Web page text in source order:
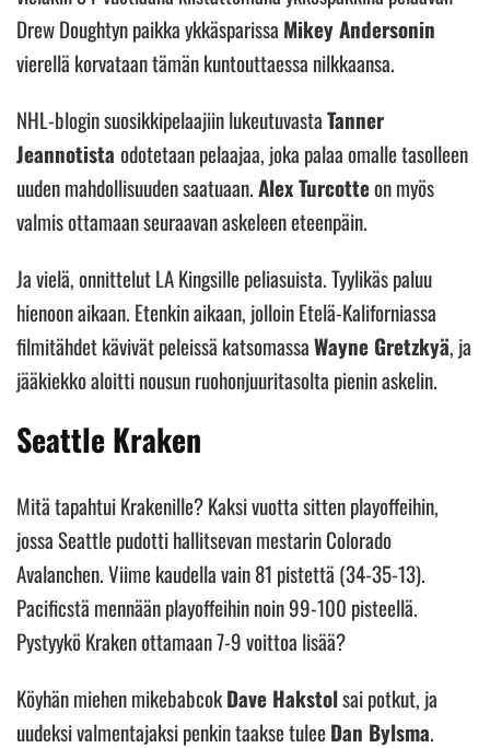
Drew Doughtyn paikka ykkäsparissa Mikey Andersonin
vierellä korvataan tämän kuntouttaessa nilkkaansa.
NHL-blogin suosikkipelaajiin lukeutuvastaTanner
Jeannotista odotetaan pelaajaa, joka palaa omalle tasolleen
uuden mahdollisuuden saatuaan.Alex Turcotteon myös
valmis ottamaan seuraavan askeleen eteenpäin.
Ja vielä, onnittelut LA Kingsille peliasuista. Tyylikäs paluu
hienoon aikaan. Etenkin aikaan, jolloin Etelä-Kaliforniassa
filmitähdet kävivät peleissä katsomassaWayne Gretzkyä, ja
jääkiekko aloitti nousun ruohonjuuritasolta pienin askelin.
Seattle Kraken
Mitä tapahtui Krakenille? Kaksi vuotta sitten playoffeihin,
jossa Seattle pudotti hallitsevan mestarin Colorado
Avalanchen. Viime kaudella vain 81 pistettä (34-35-13).
Pacificstä mennään playoffeihin noin 99-100 pisteellä.
Pystyykö Kraken ottamaan 7-9 voittoa lisää?
Köyhän miehen mikebabcokDave Hakstolsai potkut, ja
uudeksi valmentajaksi penkin taakse tuleeDan Bylsma.